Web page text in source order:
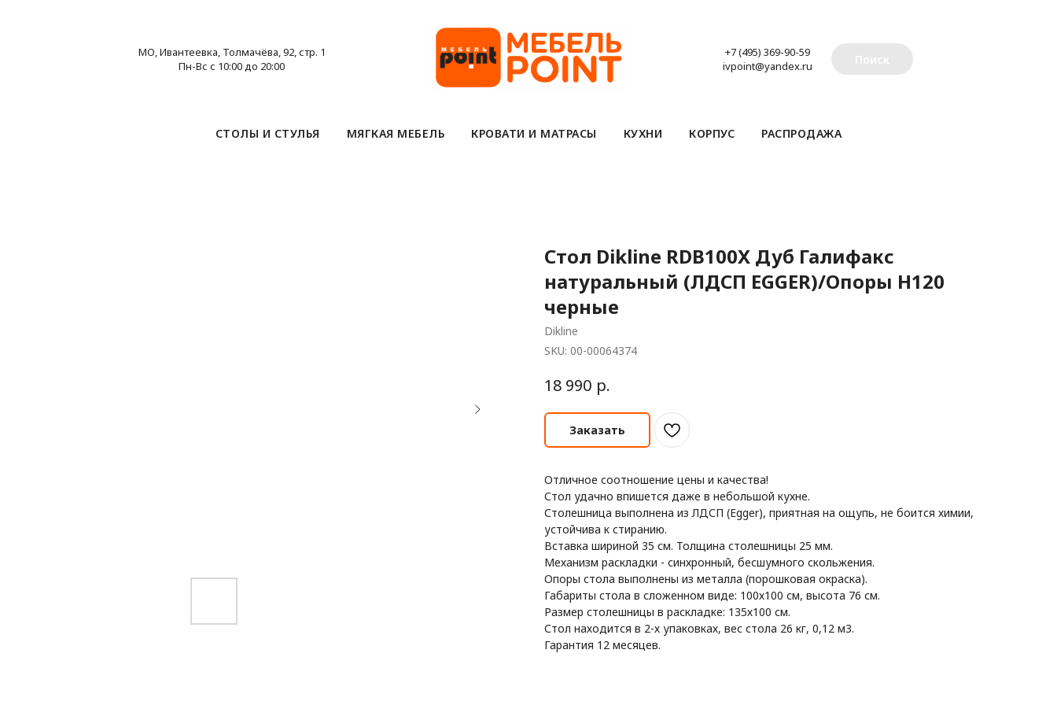
МО, Ивантеевка, Толмачёва, 92, стр. 1
Пн-Вс с 10:00 до 20:00
+7 (495) 369-90-59
ivpoint@yandex.ru
СТОЛЫ И СТУЛЬЯ МЯГКАЯ МЕБЕЛЬ КРОВАТИ И МАТРАСЫ КУХНИ КОРПУС РАСПРОДАЖА
Стол Dikline RDB100X Дуб Галифакс
натуральный (ЛДСП EGGER)/Опоры H120
черные
Dikline
SKU: 00-00064374
18 990 р.
Заказать
Отличное соотношение цены и качества!
Стол удачно впишется даже в небольшой кухне.
Столешница выполнена из ЛДСП (Egger), приятная на ощупь, не боится химии,
устойчива к стиранию.
Вставка шириной 35 см. Толщина столешницы 25 мм.
Механизм раскладки - синхронный, бесшумного скольжения.
Опоры стола выполнены из металла (порошковая окраска).
Габариты стола в сложенном виде: 100х100 см, высота 76 см.
Размер столешницы в раскладке: 135х100 см.
Стол находится в 2-х упаковках, вес стола 26 кг, 0,12 м3.
Гарантия 12 месяцев.